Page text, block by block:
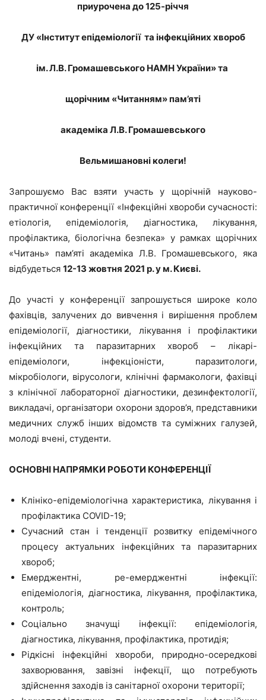
приурочена до 125-річчя
ДУ «Інститут епідеміології та інфекційних хвороб
ім. Л.В. Громашевського НАМН України» та
щорічним «Читанням» пам’яті
академіка Л.В. Громашевського
Вельмишановні колеги!
Запрошуємо Вас взяти участь у щорічній науково-
практичної конференції «Інфекційні хвороби сучасності:
етіологія, епідеміологія, діагностика, лікування,
профілактика, біологічна безпека» у рамках щорічних
«Читань» пам’яті академіка Л.В. Громашевського, яка
відбудеться 12-13 жовтня 2021 р. у м. Києві.
До участі у конференції запрошується широке коло
фахівців, залучених до вивчення і вирішення проблем
епідеміології, діагностики, лікування і профілактики
інфекційних та паразитарних хвороб – лікарі-
епідеміологи, інфекціоністи, паразитологи,
мікробіологи, вірусологи, клінічні фармакологи, фахівці
з клінічної лабораторної діагностики, дезинфектології,
викладачі, організатори охорони здоров’я, представники
медичних служб інших відомств та суміжних галузей,
молоді вчені, студенти.
ОСНОВНІ НАПРЯМКИ РОБОТИ КОНФЕРЕНЦІЇ
Клініко-епідеміологічна характеристика, лікування і
профілактика COVID-19;
Сучасний стан і тенденції розвитку епідемічного
процесу актуальних інфекційних та паразитарних
хвороб;
Емерджентні, ре-емерджентні інфекції:
епідеміологія, діагностика, лікування, профілактика,
контроль;
Соціально значущі інфекції: епідеміологія,
діагностика, лікування, профілактика, протидія;
Рідкісні інфекційні хвороби, природно-осередкові
захворювання, завізні інфекції, що потребують
здійснення заходів із санітарної охорони території;